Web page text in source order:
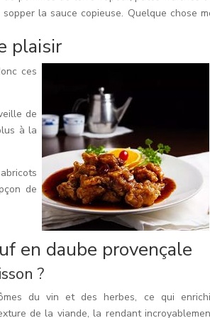
la sauce copieuse. Quelque chose
plaisir
ces
de
à la
de
en daube provençale
?
du vin et des herbes, ce qui
de la viande, la rendant